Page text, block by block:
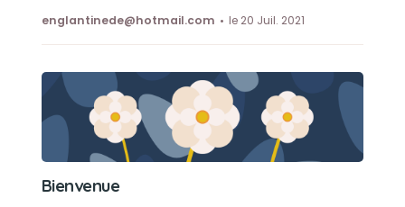
englantinede@hotmail.com
le 20 Juil. 2021
Bienvenue